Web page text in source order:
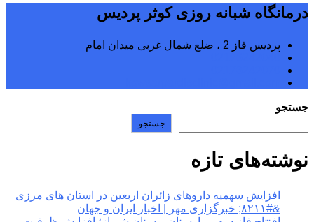
درمانگاه شبانه روزی کوثر پردیس
پردیس فاز 2 ، ضلع شمال غربی میدان امام
جستجو
جستجو
نوشته‌های تازه
افزایش سهمیه داروهای زائران اربعین در استان های مرزی
&#۸۲۱۱; خبرگزاری مهر | اخبار ایران و جهان